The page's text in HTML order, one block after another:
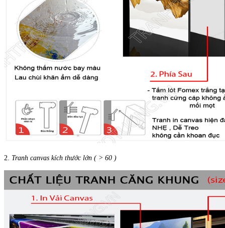
2. Tranh canvas kích thước lớn ( > 60 )